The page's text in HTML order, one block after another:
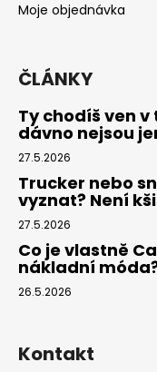
Moje objednávka
ČLÁNKY
Ty chodíš ven
dávno nejsou
27.5.2026
Trucker nebo
vyznat? Není
27.5.2026
Co je vlastně
nákladní
26.5.2026
Kontakt